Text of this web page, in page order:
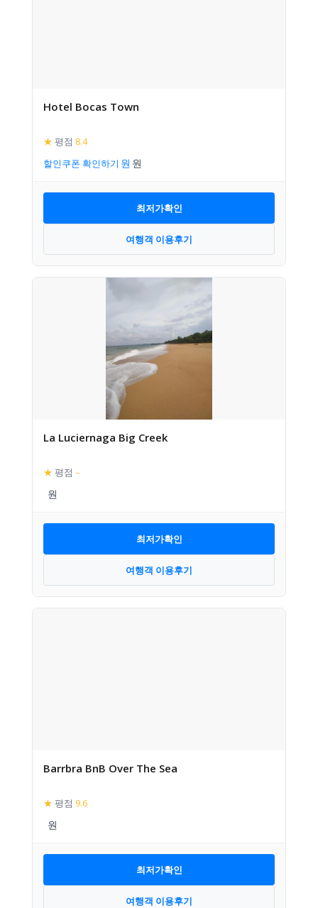
Hotel Bocas Town
★ 평점 8.4
할인쿠폰 확인하기
최저가확인
여행객 이용후기
La Luciernaga Big Creek
★ 평점 –
최저가확인
여행객 이용후기
Barrbra BnB Over The Sea
★ 평점 9.6
최저가확인
여행객 이용후기